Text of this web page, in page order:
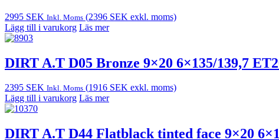
2995 SEK Inkl. Moms (2396 SEK exkl. moms)
Lägg till i varukorg Läs mer
DIRT A.T D05 Bronze 9×20 6×135/139,7
2395 SEK Inkl. Moms (1916 SEK exkl. moms)
Lägg till i varukorg Läs mer
DIRT A.T D44 Flatblack tinted face 9×20